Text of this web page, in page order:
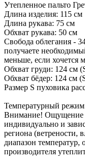
Утепленное пальто
Длина изделия: 115 см
Длина рукава: 75 см
Обхват рукава: 50 см
Свобода облегания -
получаете
меньше, если хочется
Обхват груди: 124 см
Обхват бёдер: 124 см
Размер S пуховика
Температурный
Внимание! Ощущение
индивидуально и
региона (ветрености,
диапазон температур,
производителя